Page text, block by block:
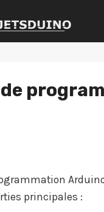
principales :